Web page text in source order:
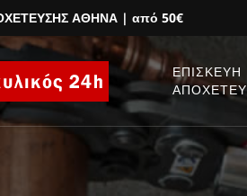
ΑΘΗΝΑ | από 50€
ΕΠΙΣΚΕΥΗ